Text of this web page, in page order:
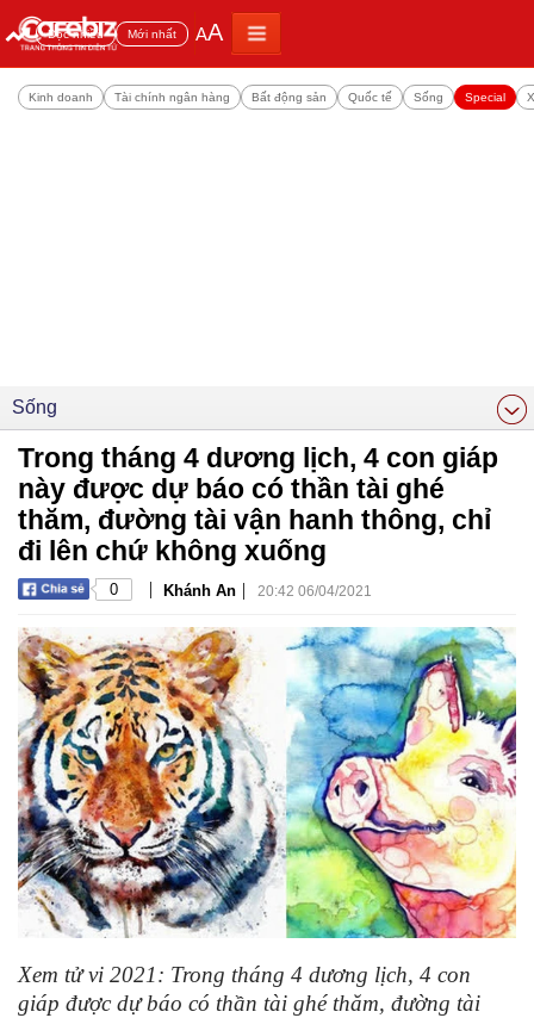
Đọc nhiều Mới nhất AA
Kinh doanh Tài chính ngân hàng Bất động sản Quốc tế Sống Special
Sống
Trong tháng 4 dương lịch, 4 con giáp
này được dự báo có thần tài ghé
thăm, đường tài vận hanh thông, chỉ
đi lên chứ không xuống
0 | Khánh An | 20:42 06/04/2021
Xem tử vi 2021: Trong tháng 4 dương lịch, 4 con
giáp được dự báo có thần tài ghé thăm, đường tài